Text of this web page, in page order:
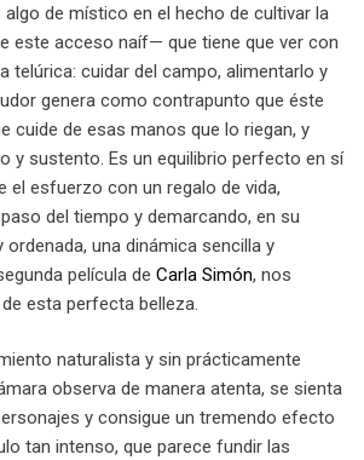
algo de místico en el hecho de cultivar la
este acceso naíf— que tiene que ver con
telúrica: cuidar del campo, alimentarlo y
genera como contrapunto que éste
cuide de esas manos que lo riegan, y
y sustento. Es un equilibrio perfecto en sí
el esfuerzo con un regalo de vida,
del tiempo y demarcando, en su
una dinámica sencilla y
película de Carla Simón, nos
esta perfecta belleza.
naturalista y sin prácticamente
observa de manera atenta, se sienta
y consigue un tremendo efecto
tan intenso, que parece fundir las